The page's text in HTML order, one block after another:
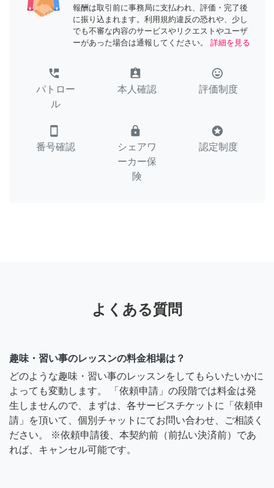
報酬は取引前に事務局に支払われ、評価・完了後
に振り込まれます。利用規約違反の恐れや、少し
でも不審な内容のサービスやリクエストやユーザ
ーがあった場合は通報してください。
詳細を見る
perm_phone_msg
パトロー
ル
assignment_ind
本人確認
tag_faces
評価制度
smartphone
番号確認
lock
シェアワ
ーカー保
険
stars
認定制度
よくある質問
趣味・習い事のレッスンの料金相場は？
どのような趣味・習い事のレッスンをしてもらいたいかに
よっても変動します。 「依頼申請」の段階では料金は発
生しませんので、まずは、各サービスチケットに「依頼申
請」を頂いて、個別チャットにてお問い合わせ、ご相談く
ださい。 ※依頼申請後、本契約前（前払い決済前）であ
れば、キャンセル可能です。